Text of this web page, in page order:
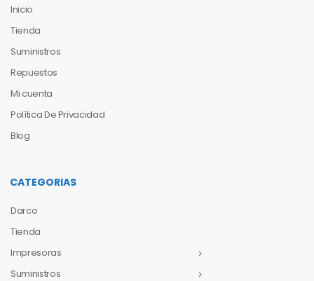
Inicio
Tienda
Suministros
Repuestos
Mi cuenta
Política De Privacidad
Blog
CATEGORIAS
Darco
Tienda
Impresoras
Suministros